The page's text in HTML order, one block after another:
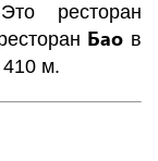
ресторан
Бао в
410 м.